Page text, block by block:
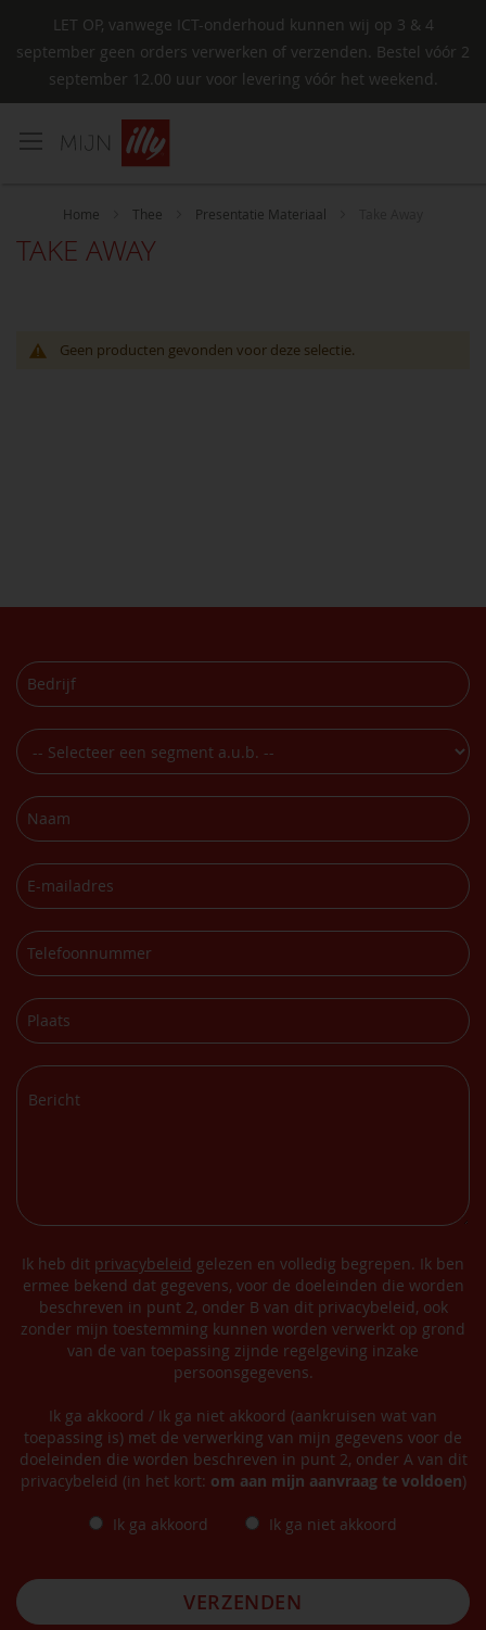
LET OP, vanwege ICT-onderhoud kunnen wij op 3 & 4
september geen orders verwerken of verzenden. Bestel vóór 2
september 12.00 uur voor levering vóór het weekend.
Home Thee Presentatie Materiaal
TAKE AWAY
Geen producten gevonden voor deze selectie.
Ik heb dit privacybeleid gelezen en volledig begrepen. Ik ben
ermee bekend dat gegevens, voor de doeleinden die worden
beschreven in punt 2, onder B van dit privacybeleid, ook
zonder mijn toestemming kunnen worden verwerkt op grond
van de van toepassing zijnde regelgeving inzake
persoonsgegevens.
Ik ga akkoord / Ik ga niet akkoord (aankruisen wat van
toepassing is) met de verwerking van mijn gegevens voor de
doeleinden die worden beschreven in punt 2, onder A van dit
privacybeleid (in het kort: om aan mijn aanvraag te voldoen)
Ik ga akkoord Ik ga niet akkoord
VERZENDEN